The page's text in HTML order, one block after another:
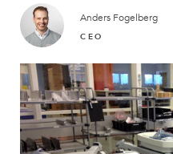
Find a sales person
How do I order?
Anders Fogelberg
CEO